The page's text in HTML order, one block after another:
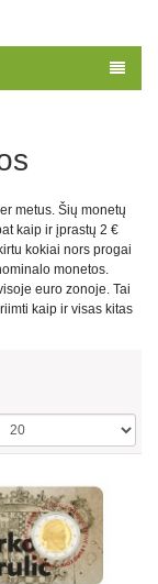
metus. Šių monetų
kaip ir įprastų 2 €
kokiai nors progai
monetos.
euro zonoje. Tai
kaip ir visas kitas